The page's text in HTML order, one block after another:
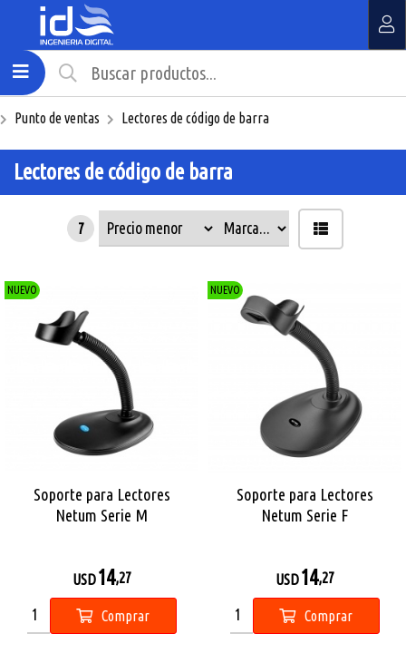
¿Tienes cupón de descuento?
Aplicar
Punto de ventas Lectores de código de barra
Lectores de código de barra
7
NUEVO
Soporte para Lectores
Netum Serie M
USD14,27
Comprar
NUEVO
Soporte para Lectores
Netum Serie F
USD14,27
Comprar